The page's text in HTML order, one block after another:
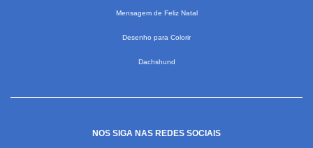
Mensagem de Feliz Natal
Desenho para Colorir
Dachshund
NOS SIGA NAS REDES SOCIAIS